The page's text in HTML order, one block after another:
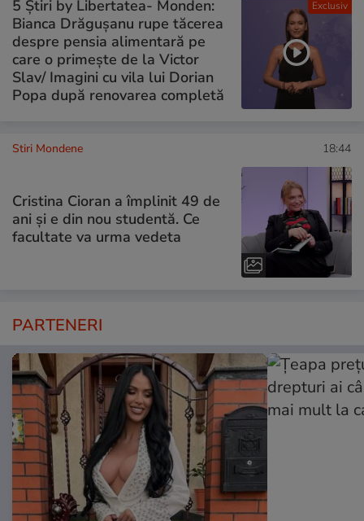
Exclusiv
5 Știri by Libertatea- Monden:
Bianca Drăgușanu rupe tăcerea
despre pensia alimentară pe
care o primește de la Victor
Slav/ Imagini cu vila lui Dorian
Popa după renovarea completă
Stiri Mondene 18:44
Cristina Cioran a împlinit 49 de
ani și e din nou studentă. Ce
facultate va urma vedeta
PARTENERI